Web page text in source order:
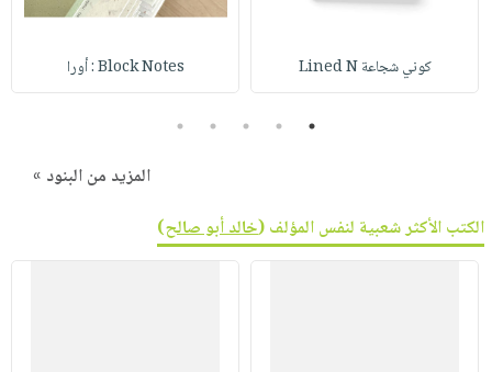
صابون
مناسبات
انشر
كتابك
التسوق
كوني شجاعة Lined N Block Notes : أورا
1
2
3
4
5
المزيد من البنود »
الكتب الأكثر شعبية لنفس المؤلف (خالد أبو صالح)